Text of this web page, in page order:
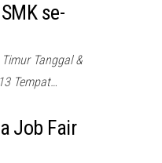
se-
Tanggal &
Tempat…
Job Fair